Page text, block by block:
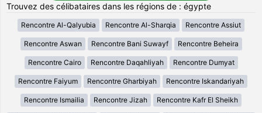
Trouvez des célibataires dans les régions de : égypte
Rencontre Al-Qalyubia Rencontre Al-Sharqia Rencontre Assiut
Rencontre Aswan Rencontre Bani Suwayf Rencontre Beheira
Rencontre Cairo Rencontre Daqahliyah Rencontre Dumyat
Rencontre Faiyum Rencontre Gharbiyah Rencontre Iskandariyah
Rencontre Ismailia Rencontre Jizah Rencontre Kafr El Sheikh